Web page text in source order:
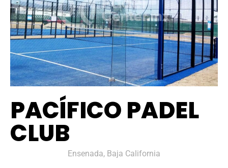
PACÍFICO PADEL
CLUB
Ensenada, Baja California